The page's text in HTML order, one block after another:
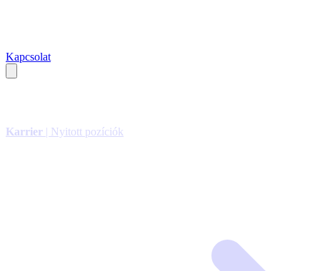
Kapcsolat
Karrier | Nyitott pozíciók